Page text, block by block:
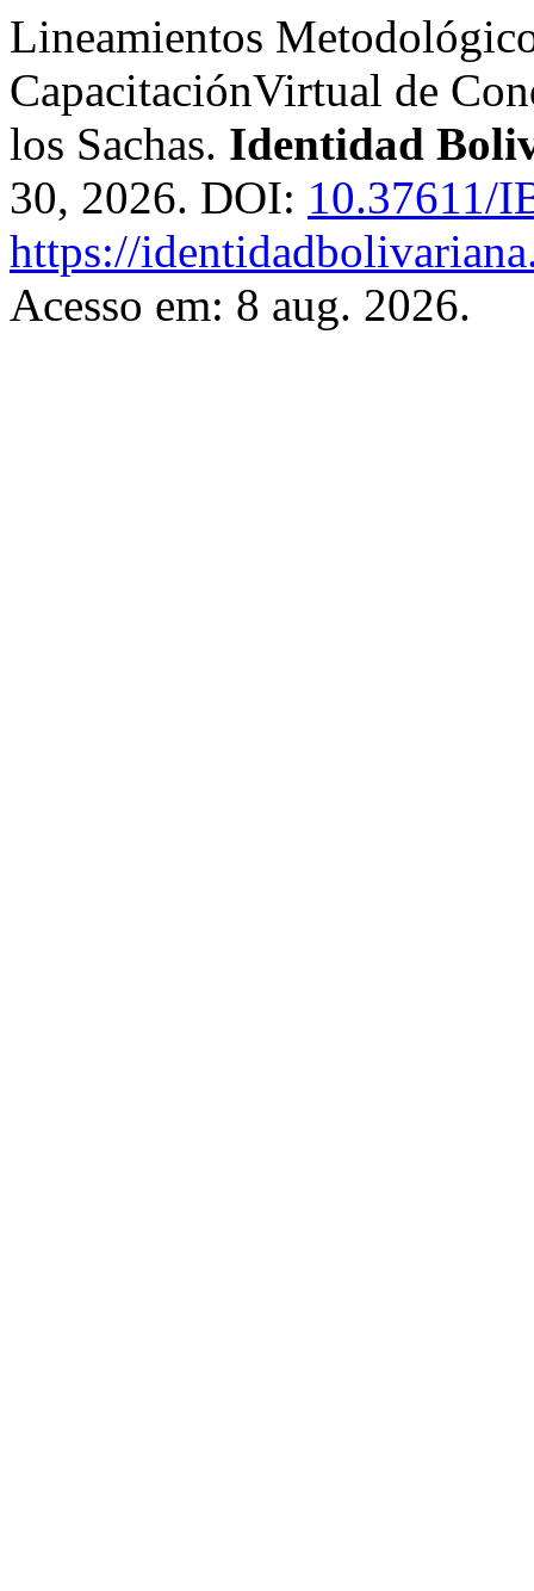
Lineamientos
CapacitaciónVirtual de
los Sachas. Identidad
30, 2026. DOI: 10.37611/
https://
Acesso em: 8 aug. 2026.